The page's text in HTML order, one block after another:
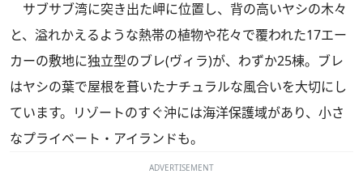
サブサブ湾に突き出た岬に位置し、背の高いヤシの木々
と、溢れかえるような熱帯の植物や花々で覆われた17エー
カーの敷地に独立型のブレ(ヴィラ)が、わずか25棟。ブレ
はヤシの葉で屋根を葺いたナチュラルな風合いを大切にし
ています。リゾートのすぐ沖には海洋保護域があり、小さ
なプライベート・アイランドも。
ADVERTISEMENT